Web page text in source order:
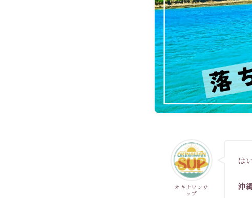
オキナワンサ
ップ
は
沖